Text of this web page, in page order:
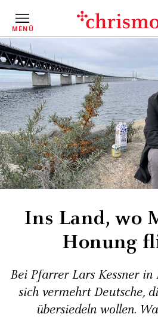
InhaltMENÜ
Ins Land, wo
Honung
Bei Pfarrer Lars Kessner
sich vermehrt Deutsche,
übersiedeln wollen.